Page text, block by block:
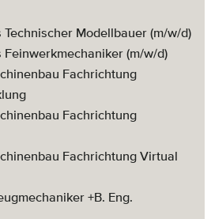
Modellbauer (m/w/d)
(m/w/d)
Fachrichtung
Fachrichtung
Fachrichtung Virtual
+B. Eng.